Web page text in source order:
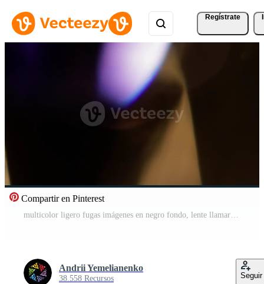
Regístrate
Compartir en Pinterest
multicolor ligero fugas imágenes en negro fondo, lente llamarada fuga Estallar superposiciones transiciones Vídeo Pro
Andrii Yemelianenko
38.558 Recursos Seguir